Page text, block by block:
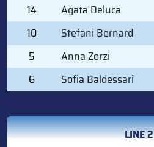
14
Agata Deluca
10
Stefani Bernard
5
Anna Zorzi
6
Sofia Baldessari
LINE 2